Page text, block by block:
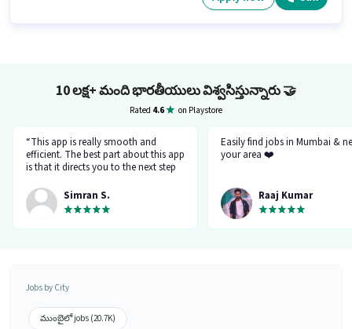
10 లక్ష+ మంది భారతీయులు విశ్వసిస్తున్నారు🤝
Rated 4.6 on Playstore
“This app is really smooth and
efficient. The best part about this app
is that it directs you to the next step
gives you the option to choose from
variety of jobs. You get to handpick
the one that you want. Not only it
provides you with the opportunity
Simran S.
Easily find jobs in Mumbai &
your area ❤️
Raaj Kumar
Jobs by City
ముంబైలో jobs (20.7K)